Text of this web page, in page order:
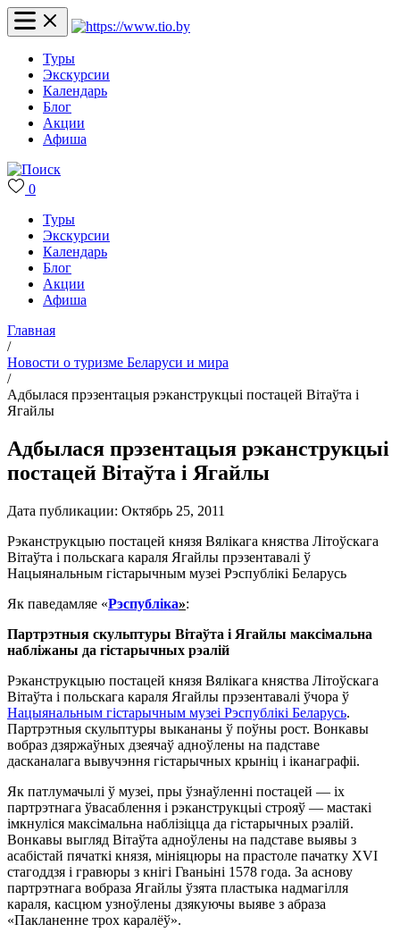
Туры
Экскурсии
Календарь
Блог
Акции
Афиша
0
Туры
Экскурсии
Календарь
Блог
Акции
Афиша
Главная
/
Новости о туризме Беларуси и мира
/
Адбылася прэзентацыя рэканструкцыі постацей Вітаўта і
Ягайлы
Адбылася прэзентацыя рэканструкцыі
постацей Вітаўта і Ягайлы
Дата публикации: Октябрь 25, 2011
Рэканструкцыю постацей князя Вялікага княства Літоўскага
Вітаўта і польскага караля Ягайлы прэзентавалі ў
Нацыянальным гістарычным музеі Рэспублікі Беларусь
Як паведамляе «Рэспублiка»:
Партрэтныя скульптуры Вiтаўта i Ягайлы максімальна
набліжаны да гістарычных рэалій
Рэканструкцыю постацей князя Вялікага княства Літоўскага
Вітаўта і польскага караля Ягайлы прэзентавалі ўчора ў
Нацыянальным гістарычным музеі Рэспублікі Беларусь.
Партрэтныя скульптуры выкананы ў поўны рост. Вонкавы
вобраз дзяржаўных дзеячаў адноўлены на падставе
дасканалага вывучэння гістарычных крыніц і іканаграфіі.
Як патлумачылі ў музеі, пры ўзнаўленні постацей — іх
партрэтнага ўвасаблення і рэканструкцыі строяў — мастакі
імкнуліся максімальна наблізіцца да гістарычных рэалій.
Вонкавы выгляд Вітаўта адноўлены на падставе выявы з
асабістай пячаткі князя, мініяцюры на прастоле пачатку XVI
стагоддзя і гравюры з кнігі Гваньіні 1578 года. За аснову
партрэтнага вобраза Ягайлы ўзята пластыка надмагілля
караля, касцюм узноўлены дзякуючы выяве з абраза
«Пакланенне трох каралёў».